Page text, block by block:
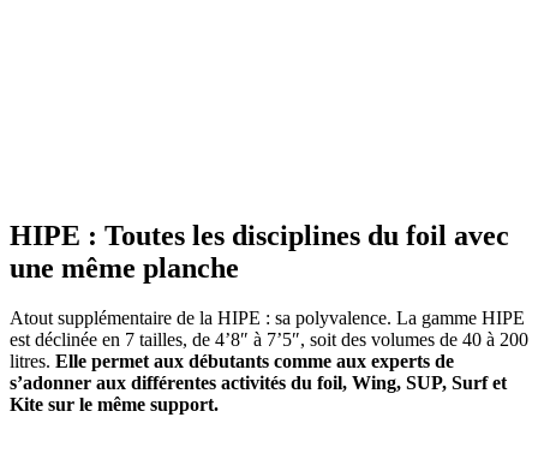
HIPE : Toutes les disciplines du foil avec
une même planche
Atout supplémentaire de la HIPE : sa polyvalence. La gamme HIPE
est déclinée en 7 tailles, de 4’8″ à 7’5″, soit des volumes de 40 à 200
litres. Elle permet aux débutants comme aux experts de
s’adonner aux différentes activités du foil, Wing, SUP, Surf et
Kite sur le même support.